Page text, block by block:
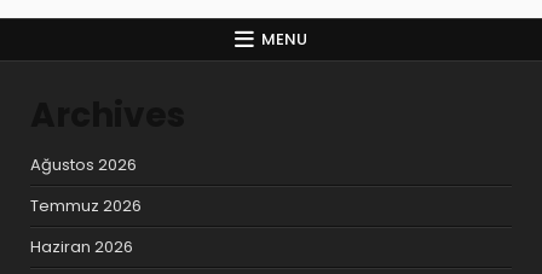
MENU
Ağustos 2026
Temmuz 2026
Haziran 2026